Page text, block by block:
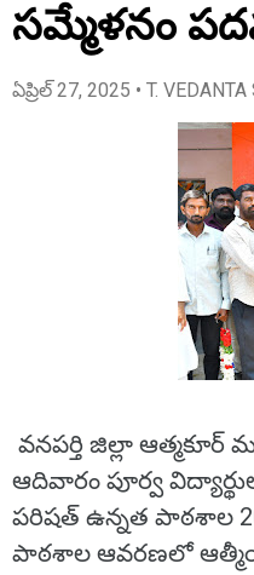
సమ్మేళనం
ఏప్రిల్ 27, 2025 • T. VEDANTA
వనపర్తి జిల్లా
ఆదివారం పూర్వ
పరిషత్‌ ఉన్నత పాఠశాల
పాఠశాల ఆవరణలో ఆత్మీయ